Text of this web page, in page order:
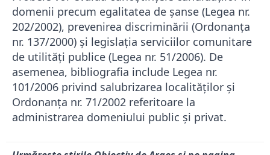
domenii precum egalitatea de șanse (Legea nr.
202/2002), prevenirea discriminării (Ordonanța
nr. 137/2000) și legislația serviciilor comunitare
de utilități publice (Legea nr. 51/2006). De
asemenea, bibliografia include Legea nr.
101/2006 privind salubrizarea localităților și
Ordonanța nr. 71/2002 referitoare la
administrarea domeniului public și privat.